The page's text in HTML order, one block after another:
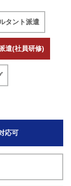
タント派遣
遣(社員研修)
応可